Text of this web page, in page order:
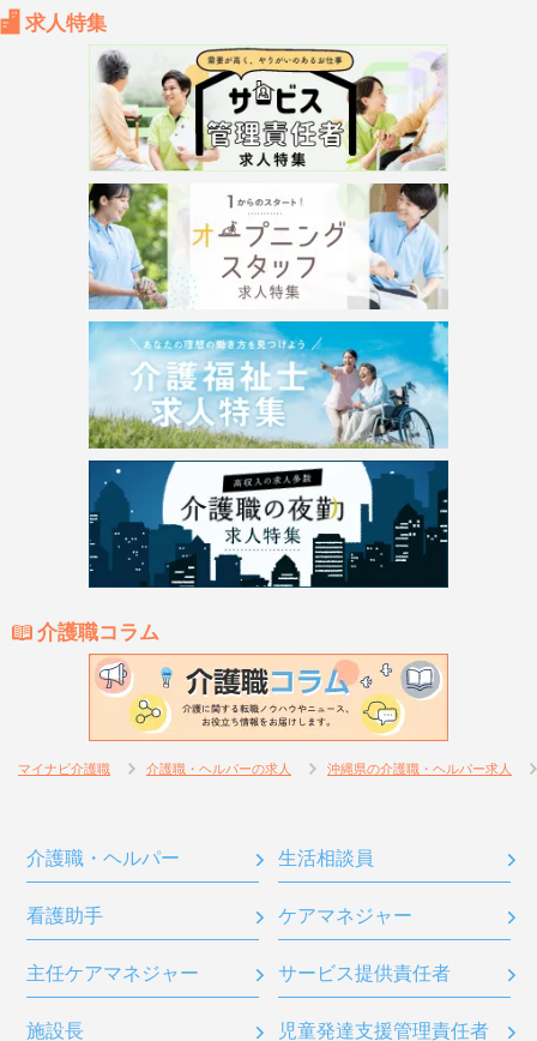
求人特集
介護職コラム
マイナビ介護職 介護職・ヘルパーの求人 沖縄県の介護職・ヘルパー求人
介護職・ヘルパー 生活相談員
看護助手 ケアマネジャー
主任ケアマネジャー サービス提供責任者
施設長 児童発達支援管理責任者